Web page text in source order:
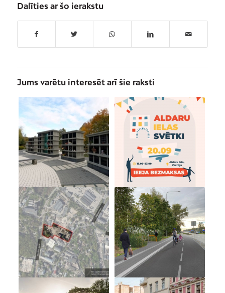
Dalīties ar šo ierakstu
Jums varētu interesēt arī šie raksti